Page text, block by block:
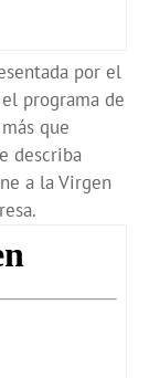
por el
programa de
que
describa
a la Virgen